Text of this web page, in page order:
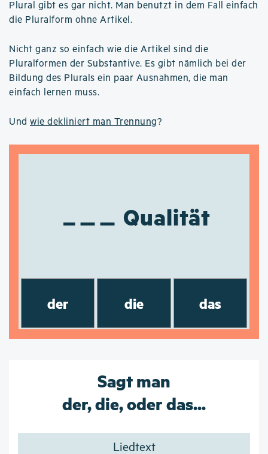
Plural gibt es gar nicht. Man benutzt in dem Fall einfach
die Pluralform ohne Artikel.
Nicht ganz so einfach wie die Artikel sind die
Pluralformen der Substantive. Es gibt nämlich bei der
Bildung des Plurals ein paar Ausnahmen, die man
einfach lernen muss.
Und wie dekliniert man Trennung?
Qualität
der die das
Sagt man
der, die, oder das...
Liedtext